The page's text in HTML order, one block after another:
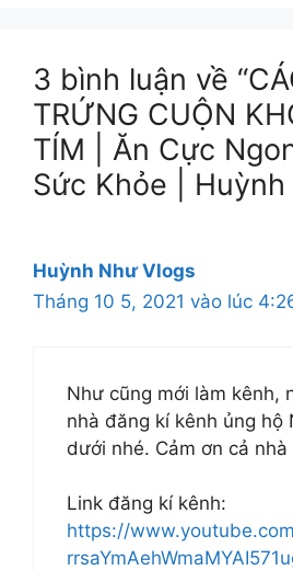
3 bình luận về
TRỨNG CUỘN
TÍM | Ăn Cực
Sức Khỏe | Huỳnh
Huỳnh Như Vlogs
Tháng 10 5, 2021 vào lúc
Như cũng mới làm kênh,
nhà đăng kí kênh ủng hộ
dưới nhé. Cảm ơn cả
Link đăng kí kênh:
https://